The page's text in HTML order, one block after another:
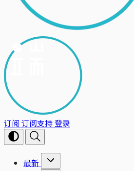
订阅 订阅支持登录
最新